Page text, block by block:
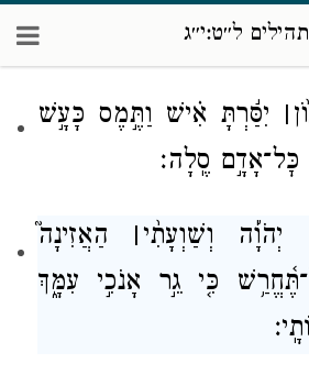
תהילים ל״ט:י״גיָ֝דְךָ֗ אֲנִ֣י כָלִֽיתִי׃
׀ יִסַּ֬רְתָּ אִ֗ישׁ וַתֶּ֣מֶס כָּעָ֣שׁ
סֶֽלָה׃
יְהֹוָ֡ה וְשַׁוְעָתִ֨י׀ הַאֲזִינָה֮
כִּ֤י גֵ֣ר אָנֹכִ֣י עִמָּ֑ךְ